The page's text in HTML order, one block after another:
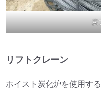
炭
リフトクレーン
ホイスト炭化炉を使用す